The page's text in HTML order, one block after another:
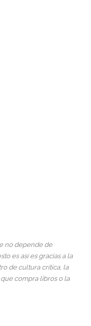
no depende de
es así es gracias a la
de cultura crítica, la
compra libros o la